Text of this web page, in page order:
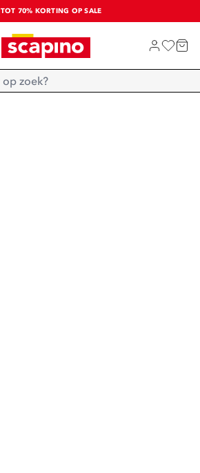
TOT 70% KORTING OP SALE
SALE: LAATSTE KANS!
SHOP NIEUW
Home